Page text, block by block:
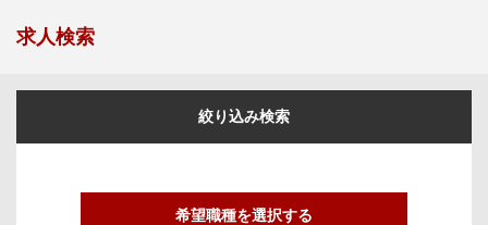
求人検索
絞り込み検索
希望職種を選択する